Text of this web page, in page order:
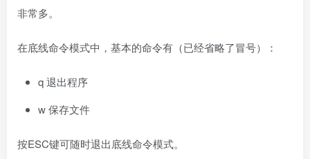
非常多。
在底线命令模式中，基本的命令有（已经省略了冒号）：
q 退出程序
w 保存文件
按ESC键可随时退出底线命令模式。